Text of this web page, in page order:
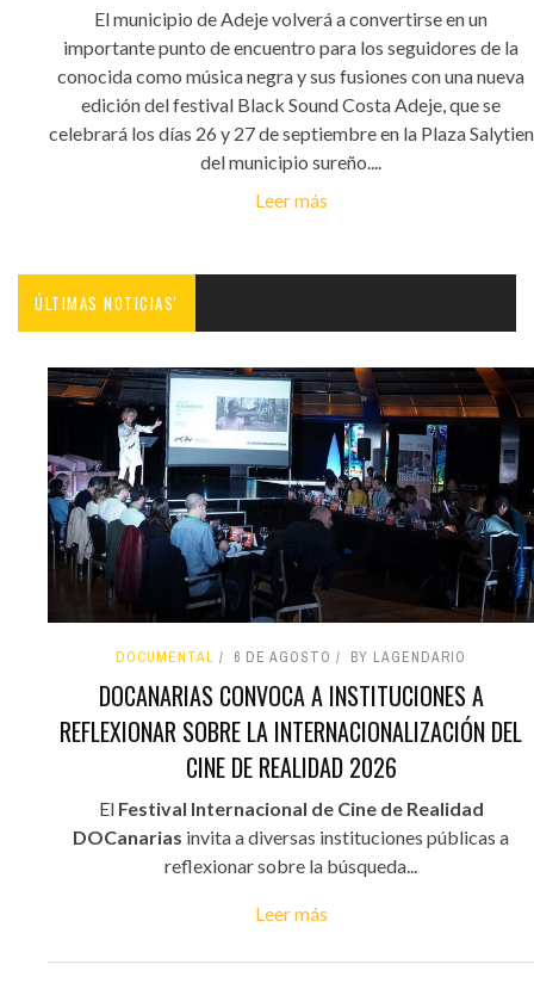
El municipio de Adeje volverá a convertirse en un
importante punto de encuentro para los seguidores de la
conocida como música negra y sus fusiones con una nueva
edición del festival Black Sound Costa Adeje, que se
celebrará los días 26 y 27 de septiembre en la Plaza Salytien
del municipio sureño....
Leer más
ÚLTIMAS NOTICIAS'
DOCUMENTAL 6 DE AGOSTO BY LAGENDARIO
DOCANARIAS CONVOCA A INSTITUCIONES A
REFLEXIONAR SOBRE LA INTERNACIONALIZACIÓN DEL
CINE DE REALIDAD 2026
El Festival Internacional de Cine de Realidad
DOCanarias invita a diversas instituciones públicas a
reflexionar sobre la búsqueda...
Leer más